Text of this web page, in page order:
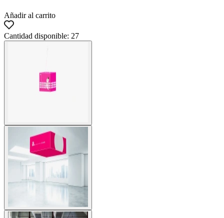
Añadir al carrito
Cantidad disponible: 27